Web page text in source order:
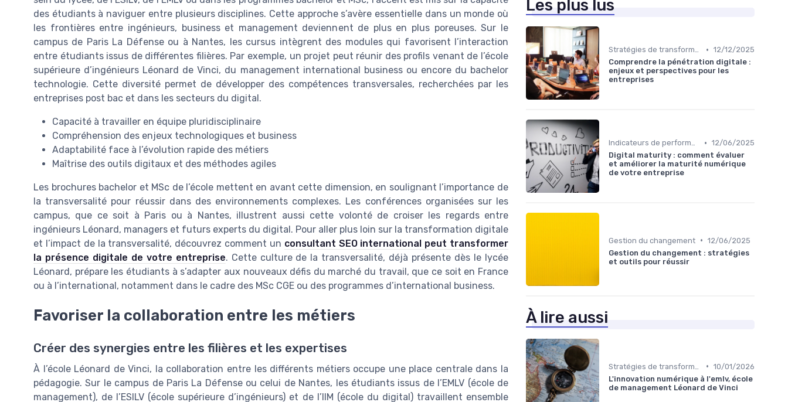
des étudiants à naviguer entre plusieurs disciplines. Cette approche s’avère essentielle dans un monde où
les frontières entre ingénieurs, business et management deviennent de plus en plus poreuses. Sur le
campus de Paris La Défense ou à Nantes, les cursus intègrent des modules qui favorisent l’interaction
entre étudiants issus de différentes filières. Par exemple, un projet peut réunir des profils venant de l’école
supérieure d’ingénieurs Léonard de Vinci, du management international business ou encore du bachelor
technologie. Cette diversité permet de développer des compétences transversales, recherchées par les
entreprises post bac et dans les secteurs du digital.
Capacité à travailler en équipe pluridisciplinaire
Compréhension des enjeux technologiques et business
Adaptabilité face à l’évolution rapide des métiers
Maîtrise des outils digitaux et des méthodes agiles
Les brochures bachelor et MSc de l’école mettent en avant cette dimension, en soulignant l’importance de
la transversalité pour réussir dans des environnements complexes. Les conférences organisées sur les
campus, que ce soit à Paris ou à Nantes, illustrent aussi cette volonté de croiser les regards entre
ingénieurs Léonard, managers et futurs experts du digital. Pour aller plus loin sur la transformation digitale
et l’impact de la transversalité, découvrez comment un consultant SEO international peut transformer
la présence digitale de votre entreprise. Cette culture de la transversalité, déjà présente dès le lycée
Léonard, prépare les étudiants à s’adapter aux nouveaux défis du marché du travail, que ce soit en France
ou à l’international, notamment dans le cadre des MSc CGE ou des programmes d’international business.
Favoriser la collaboration entre les métiers
Créer des synergies entre les filières et les expertises
À l’école Léonard de Vinci, la collaboration entre les différents métiers occupe une place centrale dans la
pédagogie. Sur le campus de Paris La Défense ou celui de Nantes, les étudiants issus de l’EMLV (école de
management), de l’ESILV (école supérieure d’ingénieurs) et de l’IIM (école du digital) travaillent ensemble
Les plus lus
Stratégies de transformation • 12/12/2025
Comprendre la pénétration digitale :
enjeux et perspectives pour les
entreprises
Indicateurs de performance • 12/06/2025
Digital maturity : comment évaluer
et améliorer la maturité numérique
de votre entreprise
Gestion du changement • 12/06/2025
Gestion du changement : stratégies
et outils pour réussir
À lire aussi
• 10/01/2026
L'innovation numérique à l'emlv, école
de management Léonard de Vinci